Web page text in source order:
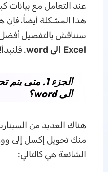
عند التعامل مع بيانات
هذا المشكلة أيضاً، فإن
سنناقش بالتفصيل أفضل 5 طرق ل
Excel الى word
. فلنبدأ!
الى word؟
هناك العديد من
منك تحويل إكسل إلى
الشائعة هي كالتالي: